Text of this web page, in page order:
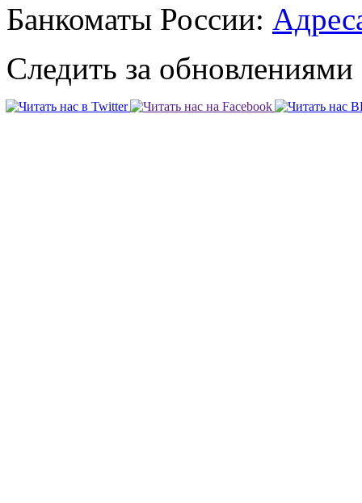
Банкоматы России:
Следить за обновлениями